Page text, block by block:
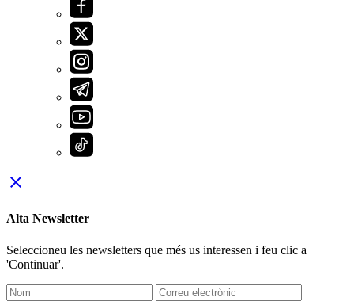
close
Alta Newsletter
Seleccioneu les newsletters que més us interessen i feu clic a
'Continuar'.